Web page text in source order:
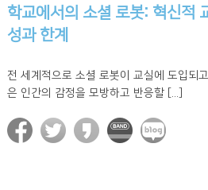
학교에서의 소셜 로봇: 혁신적
성과 한계
전 세계적으로 소셜 로봇이 교실에 도입되
은 인간의 감정을 모방하고 반응할 [...]